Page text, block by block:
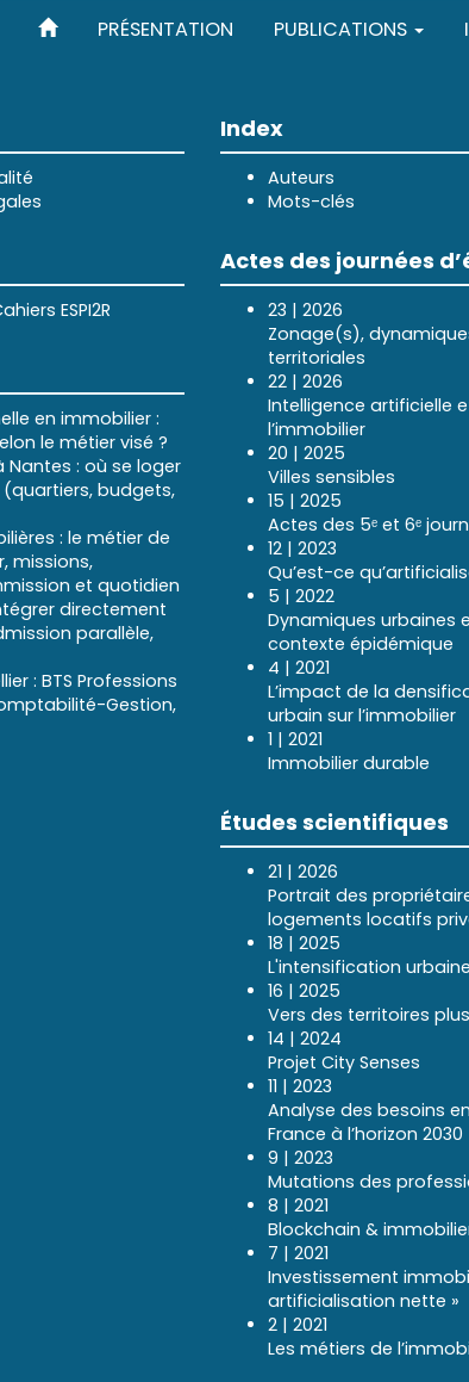
PRÉSENTATION PUBLICATIONS
ESPI2R
en immobilier :
le métier visé ?
: où se loger
budgets,
: le métier de
missions,
et quotidien
directement
parallèle,
: BTS Professions
Gestion,
Index
Auteurs
Mots-clés
Actes des journées
23 | 2026
Zonage(s),
territoriales
22 | 2026
Intelligence artificielle
l’immobilier
20 | 2025
Villes sensibles
15 | 2025
Actes des 5ᵉ et 6ᵉ
12 | 2023
Qu’est-ce
5 | 2022
Dynamiques urbaines
contexte épidémique
4 | 2021
L’impact de la
urbain sur l’immobilier
1 | 2021
Immobilier durable
Études scientifiques
21 | 2026
Portrait des
logements locatifs
18 | 2025
L'intensification urbaine
16 | 2025
Vers des territoires
14 | 2024
Projet City Senses
11 | 2023
Analyse des besoins
France à l’horizon 2030
9 | 2023
Mutations des
8 | 2021
Blockchain &
7 | 2021
Investissement
artificialisation nette »
2 | 2021
Les métiers de